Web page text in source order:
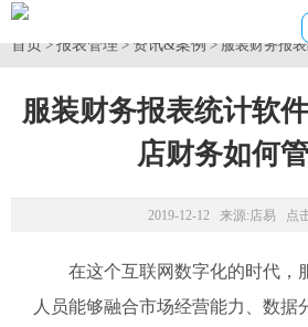
首页>报表管理>资讯&案例> 服装财务报
服装财务报表统计软
店财务如何
2019-12-12 来源:店易 点
在这个互联网数字化的时代，
人员能够融合市场经营能力、数据